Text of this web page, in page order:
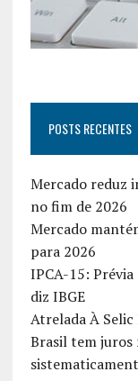
POSTS RECENTES
Mercado reduz
no fim de 2026
Mercado
para 2026
IPCA-15: Prévia
diz IBGE
Atrelada À
Brasil tem juros